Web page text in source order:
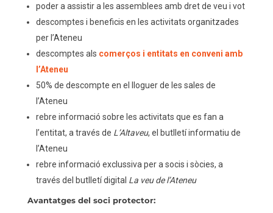
poder a assistir a les assemblees amb dret de veu i vot
descomptes i beneficis en les activitats organitzades
per l’Ateneu
descomptes als comerços i entitats en conveni amb
l’Ateneu
50% de descompte en el lloguer de les sales de
l’Ateneu
rebre informació sobre les activitats que es fan a
l’entitat, a través de L’Altaveu, el butlletí informatiu de
l’Ateneu
rebre informació exclussiva per a socis i sòcies, a
través del butlletí digital La veu de l’Ateneu
Avantatges del soci protector: